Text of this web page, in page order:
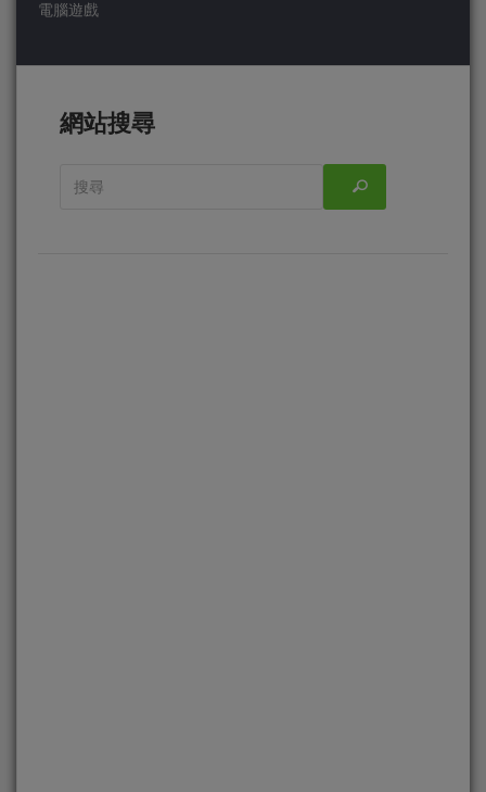
電腦遊戲
網站搜尋